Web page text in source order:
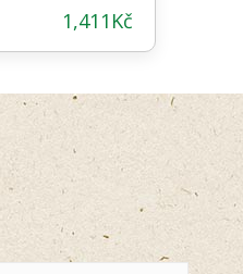
1,411 Kč